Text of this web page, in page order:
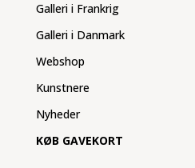
Galleri i Frankrig
Galleri i Danmark
Webshop
Kunstnere
Nyheder
KØB GAVEKORT